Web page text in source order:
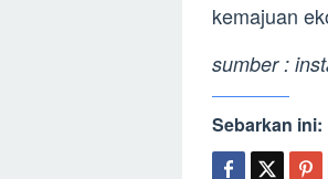
kemajuan
sumber :
Sebarkan ini: